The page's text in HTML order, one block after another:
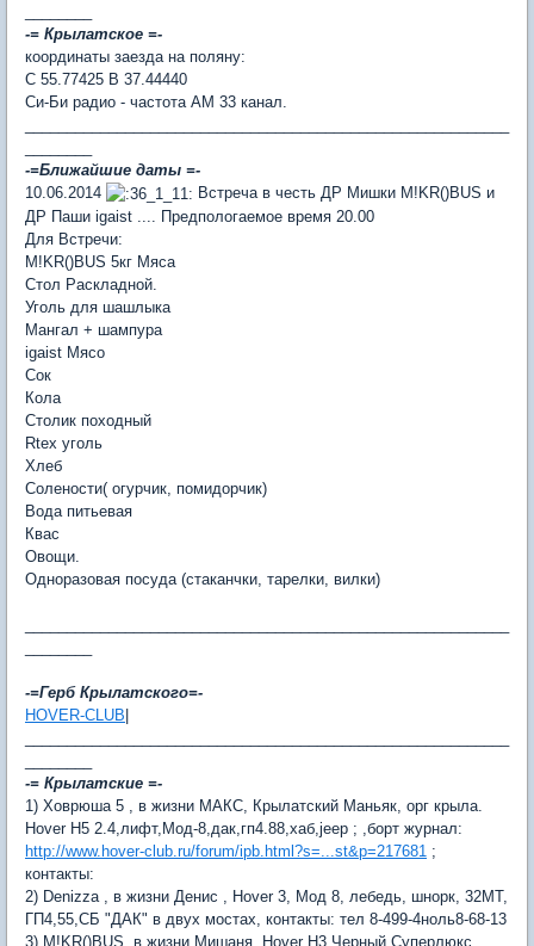
-= Крылатское =-
координаты заезда на поляну:
C 55.77425 B 37.44440
Си-Би радио - частота АМ 33 канал.
-=Ближайшие даты =-
10.06.2014
Встреча в честь ДР Мишки M!KR()BUS и
ДР Паши igaist .... Предпологаемое время 20.00
Для Встречи:
M!KR()BUS 5кг Мяса
Стол Раскладной.
Уголь для шашлыка
Мангал + шампура
igaist Мясо
Сок
Кола
Столик походный
Rtex уголь
Хлеб
Солености( огурчик, помидорчик)
Вода питьевая
Квас
Овощи.
Одноразовая посуда (стаканчки, тарелки, вилки)
-=Герб Крылатского=-
HOVER-CLUB|
-= Крылатские =-
1) Ховрюша 5 , в жизни МАКС, Крылатский Маньяк, орг крыла.
Hover H5 2.4,лифт,Мод-8,дак,гп4.88,хаб,jeep ; ,борт журнал:
http://www.hover-club.ru/forum/ipb.html?s=...st&p=217681 ;
контакты:
2) Denizza , в жизни Денис , Hover 3, Мод 8, лебедь, шнорк, 32МТ,
ГП4,55,СБ "ДАК" в двух мостах, контакты: тел 8-499-4ноль8-68-13
3) M!KR()BUS, в жизни Мишаня, Hover H3 Черный Суперлюкс,